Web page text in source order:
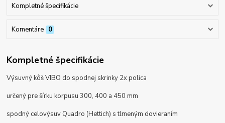
Kompletné špecifikácie
Komentáre 0
Kompletné špecifikácie
Výsuvný kôš VIBO do spodnej skrinky 2x polica
určený pre šírku korpusu 300, 400 a 450 mm
spodný celovýsuv Quadro (Hettich) s tlmeným dovieraním